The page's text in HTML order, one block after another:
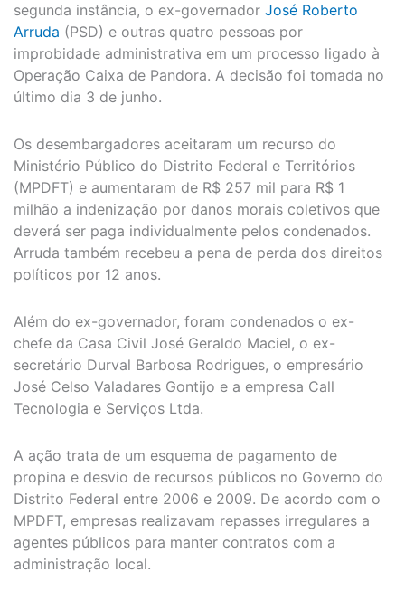
segunda instância, o ex-governador José Roberto
Arruda (PSD) e outras quatro pessoas por
improbidade administrativa em um processo ligado à
Operação Caixa de Pandora. A decisão foi tomada no
último dia 3 de junho.
Os desembargadores aceitaram um recurso do
Ministério Público do Distrito Federal e Territórios
(MPDFT) e aumentaram de R$ 257 mil para R$ 1
milhão a indenização por danos morais coletivos que
deverá ser paga individualmente pelos condenados.
Arruda também recebeu a pena de perda dos direitos
políticos por 12 anos.
Além do ex-governador, foram condenados o ex-
chefe da Casa Civil José Geraldo Maciel, o ex-
secretário Durval Barbosa Rodrigues, o empresário
José Celso Valadares Gontijo e a empresa Call
Tecnologia e Serviços Ltda.
A ação trata de um esquema de pagamento de
propina e desvio de recursos públicos no Governo do
Distrito Federal entre 2006 e 2009. De acordo com o
MPDFT, empresas realizavam repasses irregulares a
agentes públicos para manter contratos com a
administração local.